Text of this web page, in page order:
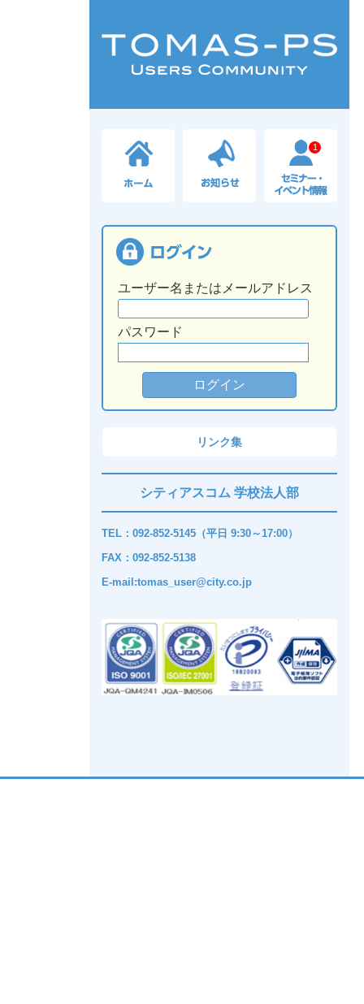
1
ユーザー名またはメールアドレス
パスワード
リンク集
シティアスコム 学校法人部
TEL：092-852-5145（平日 9:30～17:00）
FAX：092-852-5138
E-mail:tomas_user@city.co.jp